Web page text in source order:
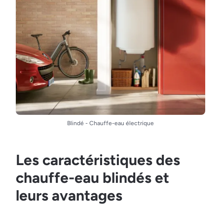
Blindé - Chauffe-eau électrique
Les caractéristiques des
chauffe-eau blindés et
leurs avantages